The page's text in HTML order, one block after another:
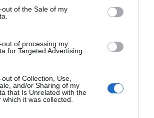
out of the Sale of my
out of processing my
for Targeted Advertising.
of Collection, Use,
and/or Sharing of my
that Is Unrelated with the
it was collected.
como para estas eleições
18min 21s